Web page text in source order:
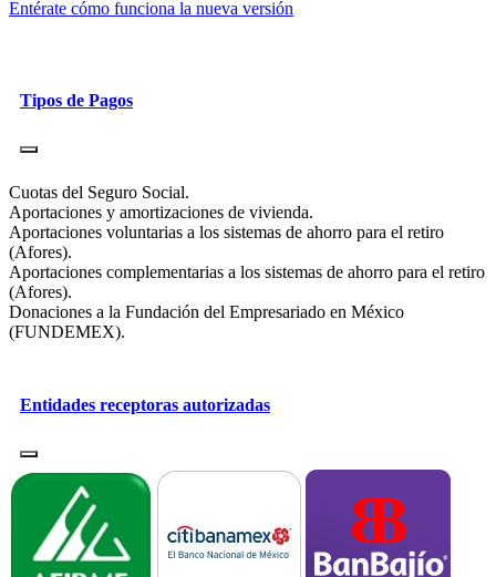
Entérate cómo funciona la nueva versión
Tipos de Pagos
Cuotas del Seguro Social.
Aportaciones y amortizaciones de vivienda.
Aportaciones voluntarias a los sistemas de ahorro para el retiro
(Afores).
Aportaciones complementarias a los sistemas de ahorro para el retiro
(Afores).
Donaciones a la Fundación del Empresariado en México
(FUNDEMEX).
Entidades receptoras autorizadas